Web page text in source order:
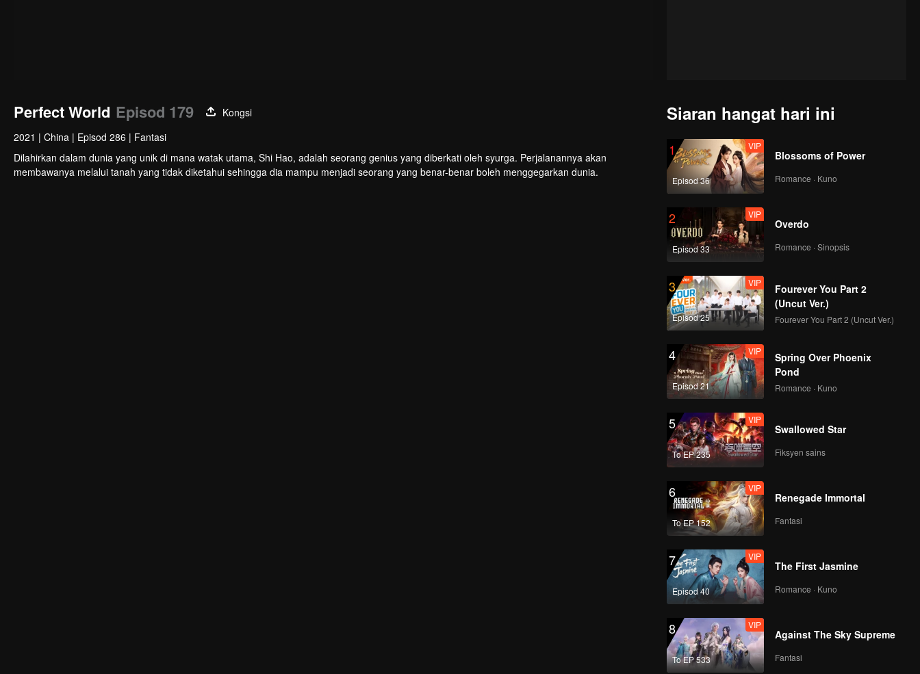
Perfect World Episod 179
Kongsi
2021 | China | Episod 286 | Fantasi
Dilahirkan dalam dunia yang unik di mana watak utama, Shi Hao, adalah seorang genius yang diberkati oleh syurga. Perjalanannya akan
membawanya melalui tanah yang tidak diketahui sehingga dia mampu menjadi seorang yang benar-benar boleh menggegarkan dunia.
Siaran hangat hari ini
1
Episod 36
VIP
Blossoms of Power
Romance · Kuno
2
Episod 33
VIP
Overdo
Romance · Sinopsis
3
Episod 25
VIP
Fourever You Part 2
(Uncut Ver.)
Fourever You Part 2 (Uncut Ver.)
4
Episod 21
VIP
Spring Over Phoenix
Pond
Romance · Kuno
5
To EP 235
VIP
Swallowed Star
Fiksyen sains
6
To EP 152
VIP
Renegade Immortal
Fantasi
7
Episod 40
VIP
The First Jasmine
Romance · Kuno
8
To EP 533
VIP
Against The Sky Supreme
Fantasi